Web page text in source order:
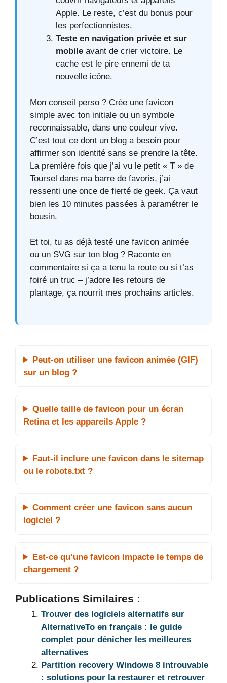
Apple. Le reste, c’est du bonus pour
les perfectionnistes.
Teste en navigation privée et sur
mobile avant de crier victoire. Le
cache est le pire ennemi de ta
nouvelle icône.
Mon conseil perso ? Crée une favicon
simple avec ton initiale ou un symbole
reconnaissable, dans une couleur vive.
C’est tout ce dont un blog a besoin pour
affirmer son identité sans se prendre la tête.
La première fois que j’ai vu le petit « T » de
Toursel dans ma barre de favoris, j’ai
ressenti une once de fierté de geek. Ça vaut
bien les 10 minutes passées à paramétrer le
bousin.
Et toi, tu as déjà testé une favicon animée
ou un SVG sur ton blog ? Raconte en
commentaire si ça a tenu la route ou si t’as
foiré un truc – j’adore les retours de
plantage, ça nourrit mes prochains articles.
Peut-on utiliser une favicon animée (GIF)
sur un blog ?
Quelle taille de favicon pour un écran
Retina et les appareils Apple ?
Faut-il inclure une favicon dans le sitemap
ou le robots.txt ?
Comment créer une favicon sans aucun
logiciel ?
Est-ce qu’une favicon impacte le temps de
chargement ?
Publications Similaires :
Trouver des logiciels alternatifs sur
AlternativeTo en français : le guide
complet pour dénicher les meilleures
alternatives
Partition recovery Windows 8 introuvable
: solutions pour la restaurer et retrouver